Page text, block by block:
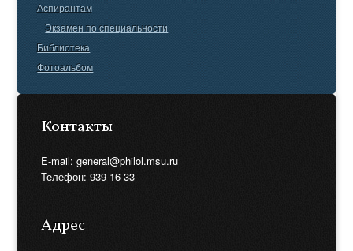
Аспирантам
Экзамен по специальности
Библиотека
Фотоальбом
Контакты
E-mail: general@philol.msu.ru
Телефон: 939-16-33
Адрес